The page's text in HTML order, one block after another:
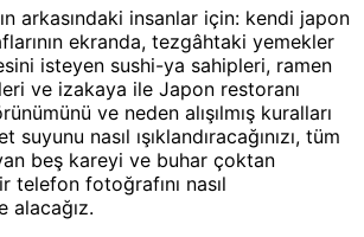
arkasındaki insanlar için: kendi japon
ekranda, tezgâhtaki yemekler
isteyen sushi-ya sahipleri, ramen
ve izakaya ile Japon restoranı
ve neden alışılmış kuralları
suyunu nasıl ışıklandıracağınızı, tüm
beş kareyi ve buhar çoktan
telefon fotoğrafını nasıl
alacağız.